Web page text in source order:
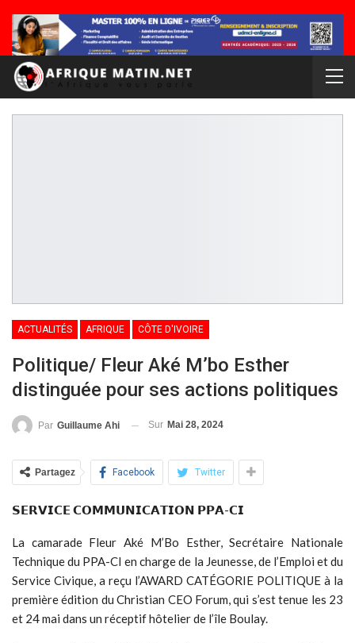
ACTUALITÉS AFRIQUE CÔTE D'IVOIRE
Politique/ Fleur Aké M’bo Esther
distinguée pour ses actions politiques
Par Guillaume Ahi Sur Mai 28, 2024
Partagez Facebook Twitter
𝗦𝗘𝗥𝗩𝗜𝗖𝗘 𝗖𝗢𝗠𝗠𝗨𝗡𝗜𝗖𝗔𝗧𝗜𝗢𝗡 𝗣𝗣𝗔-𝗖𝗜
La camarade Fleur Aké M’Bo Esther, Secrétaire Nationale
Technique du PPA-CI en charge de la Jeunesse, de l’Emploi et du
Service Civique, a reçu l’AWARD CATÉGORIE POLITIQUE à la
première édition du Christian CEO Forum, qui s’est tenue les 23
et 24 mai dans un réceptif hôtelier de l’île Boulay.